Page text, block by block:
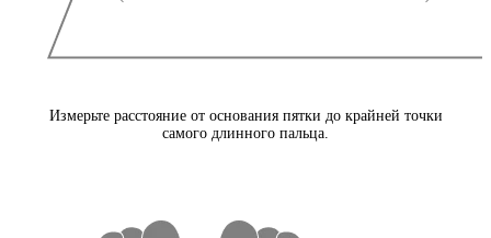
Измерьте расстояние от основания пятки до крайней точки
самого длинного пальца.